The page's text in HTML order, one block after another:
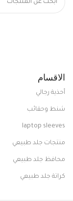
الاقسام
أحذية رجالي
شنط وحقائب
laptop sleeves
منتجات جلد طبيعي
محافظ جلد طبيعي
كراتة جلد طبيعي